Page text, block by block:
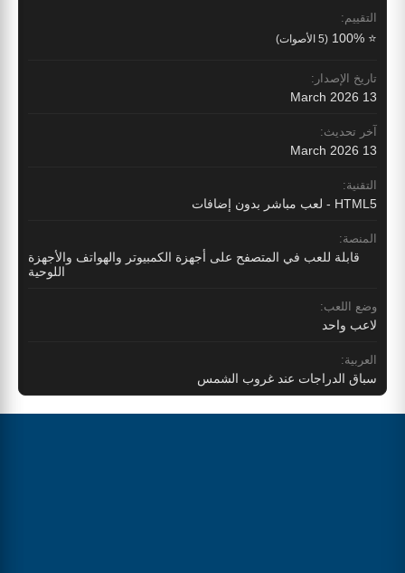
التقييم:
⭐ 100% (5 الأصوات)
تاريخ الإصدار:
13 March 2026
آخر تحديث:
13 March 2026
التقنية:
HTML5 - لعب مباشر بدون إضافات
المنصة:
قابلة للعب في المتصفح على أجهزة الكمبيوتر والهواتف والأجهزة
اللوحية
وضع اللعب:
لاعب واحد
العربية:
سباق الدراجات عند غروب الشمس